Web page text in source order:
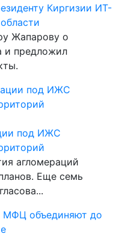
Киргизии ИТ-
Жапарову о
и предложил
под ИЖС
агломераций
Еще семь